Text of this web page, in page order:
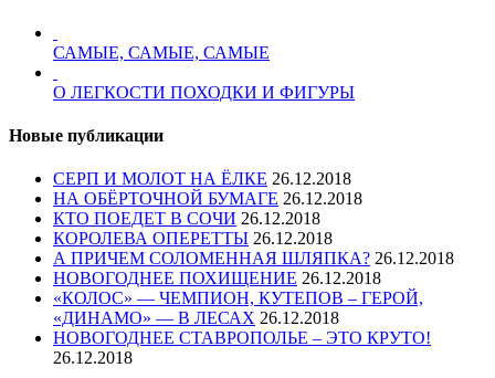
САМЫЕ, САМЫЕ, САМЫЕ
О ЛЕГКОСТИ ПОХОДКИ И ФИГУРЫ
Новые публикации
СЕРП И МОЛОТ НА ЁЛКЕ 26.12.2018
НА ОБЁРТОЧНОЙ БУМАГЕ 26.12.2018
КТО ПОЕДЕТ В СОЧИ 26.12.2018
КОРОЛЕВА ОПЕРЕТТЫ 26.12.2018
А ПРИЧЕМ СОЛОМЕННАЯ ШЛЯПКА? 26.12.2018
НОВОГОДНЕЕ ПОХИЩЕНИЕ 26.12.2018
«КОЛОС» — ЧЕМПИОН, КУТЕПОВ – ГЕРОЙ,
«ДИНАМО» — В ЛЕСАХ 26.12.2018
НОВОГОДНЕЕ СТАВРОПОЛЬЕ – ЭТО КРУТО!
26.12.2018